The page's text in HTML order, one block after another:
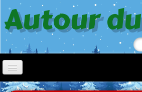
Autour
Accueil